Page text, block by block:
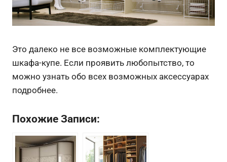
Это далеко не все возможные комплектующие
шкафа-купе. Если проявить любопытство, то
можно узнать обо всех возможных аксессуарах
подробнее.
Похожие Записи: